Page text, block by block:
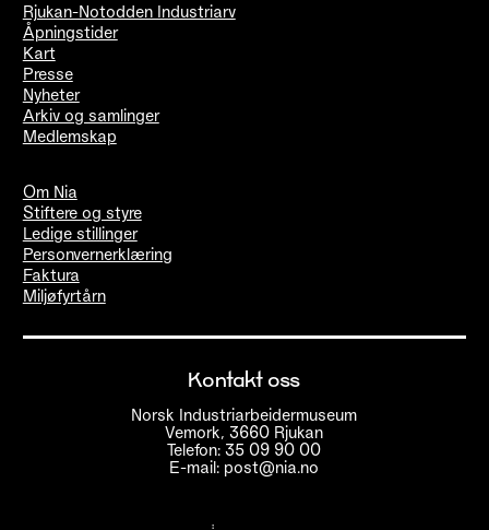
Rjukan-Notodden Industriarv
Åpningstider
Kart
Presse
Nyheter
Arkiv og samlinger
Medlemskap
Om Nia
Stiftere og styre
Ledige stillinger
Personvernerklæring
Faktura
Miljøfyrtårn
Kontakt oss
Norsk Industriarbeidermuseum
Vemork, 3660 Rjukan
Telefon: 35 09 90 00
E-mail: post@nia.no